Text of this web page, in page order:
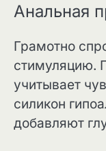
Анальная
Грамотно
стимуляцию.
учитывает
силикон
добавляют